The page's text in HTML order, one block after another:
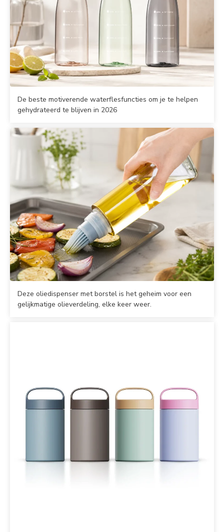
De beste motiverende waterflesfuncties om je te helpen
gehydrateerd te blijven in 2026
Deze oliedispenser met borstel is het geheim voor een
gelijkmatige olieverdeling, elke keer weer.